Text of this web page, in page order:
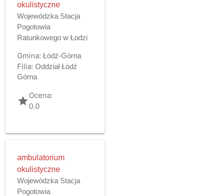
okulistyczne
Wojewódzka Stacja
Pogotowia
Ratunkowego w Łodzi
Gmina: Łódź-Górna
Filia: Oddział Łódź
Górna
gradeOcena:
0.0
ambulatorium
okulistyczne
Wojewódzka Stacja
Pogotowia